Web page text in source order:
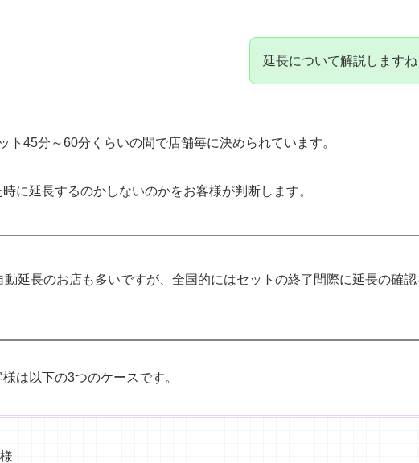
延長について解説しますね
ト45分～60分くらいの間で店舗毎に決められています。
に延長するのかしないのかをお客様が判断します。
動延長のお店も多いですが、全国的にはセットの終了間際に延長の確
は以下の3つのケースです。